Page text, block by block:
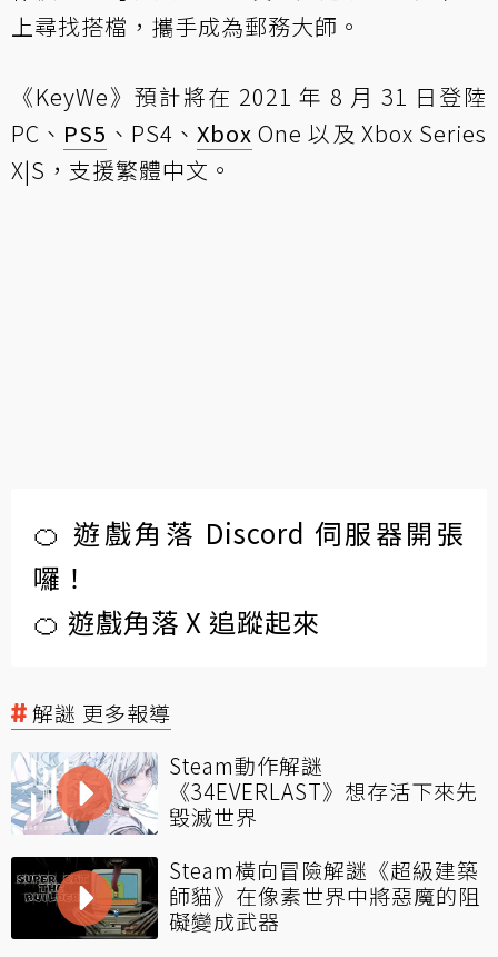
上尋找搭檔，攜手成為郵務大師。
《KeyWe》預計將在 2021 年 8 月 31 日登陸
PC、 PS5 、PS4、Xbox One 以及 Xbox Series
X|S，支援繁體中文。
🍊 遊戲角落 Discord 伺服器開張
囉！
🍊 遊戲角落 X 追蹤起來
解謎 更多報導
Steam動作解謎
《34EVERLAST》想存活下來先
毀滅世界
Steam橫向冒險解謎《超級建築
師貓》在像素世界中將惡魔的阻
礙變成武器